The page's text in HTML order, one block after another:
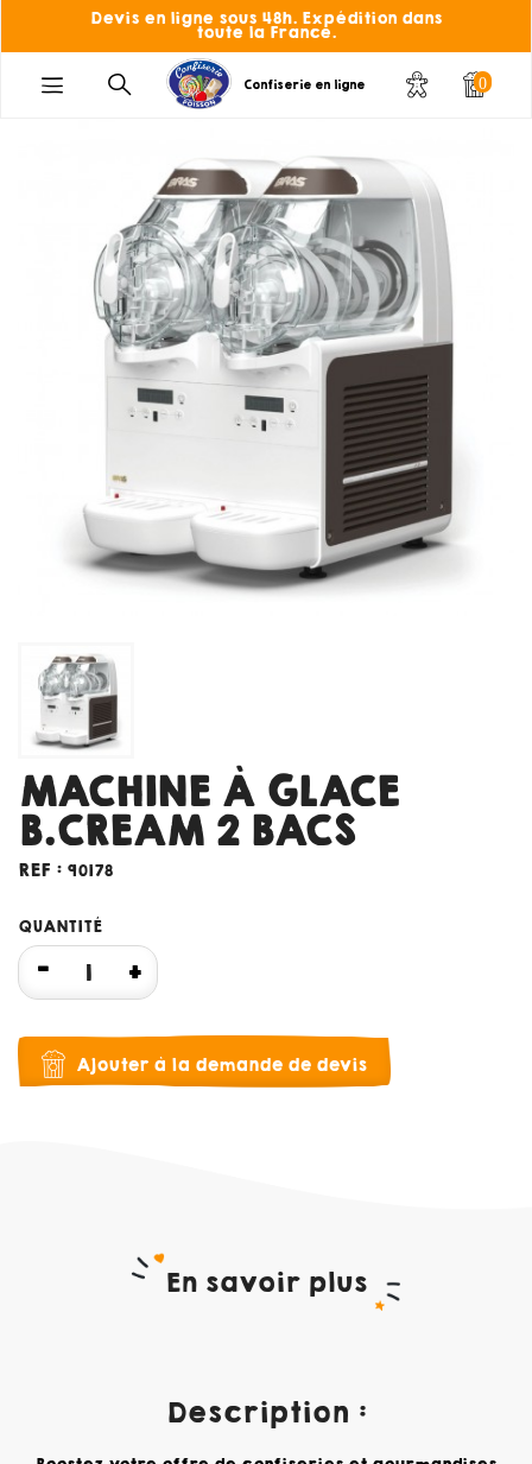
Devis en ligne sous 48h. Expédition dans
toute la France.
Confiserie en ligne 0
MACHINE À GLACE
B.CREAM 2 BACS
REF : 90178
QUANTITÉ
Ajouter à la demande de devis
En savoir plus
Description :